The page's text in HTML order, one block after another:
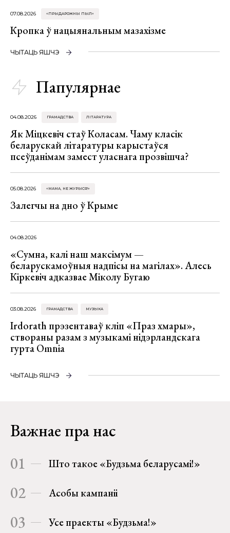
07.08.2026 «ПРЫДАРОЖНЫ ПЫЛ»
Кропка ў нацыянальным мазахізме
ЧЫТАЦЬ ЯШЧЭ
Папулярнае
04.08.2026 ГРАМАДСТВА ЛІТАРАТУРА
Як Міцкевіч стаў Коласам. Чаму класік
беларускай літаратуры карыстаўся
псеўданімам замест уласнага прозвішча?
05.08.2026 «МАМА, НЕ ЖУРЫСЯ!»
Залегчы на дно ў Крыме
04.08.2026
«Сумна, калі наш максімум —
беларускамоўныя надпісы на магілах». Алесь
Кіркевіч адказвае Міколу Бугаю
03.08.2026 ГРАМАДСТВА МУЗЫКА
Irdorath прэзентаваў кліп «Праз хмары»,
створаны разам з музыкамі нідэрландскага
гурта Omnia
ЧЫТАЦЬ ЯШЧЭ
Важнае пра нас
01 Што такое «Будзьма беларусамі!»
02 Асобы кампаніі
03 Усе праекты «Будзьма!»